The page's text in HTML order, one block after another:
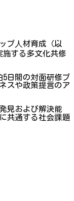
プ⼈材育成（以
施する多文化共修
日間の対面研修プ
スや政策提言のア
見および解決能
共通する社会課題